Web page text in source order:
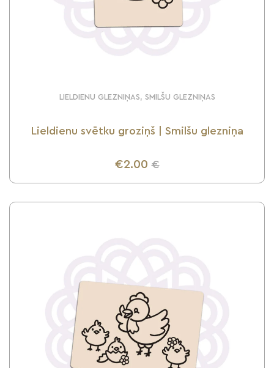
LIELDIENU GLEZNIŅAS, SMILŠU GLEZNIŅAS
Lieldienu svētku groziņš | Smilšu glezniņa
€2.00 €
UZZINI VAIRĀK